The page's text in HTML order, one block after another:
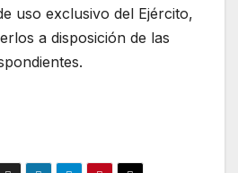
uso exclusivo del Ejército,
a disposición de las